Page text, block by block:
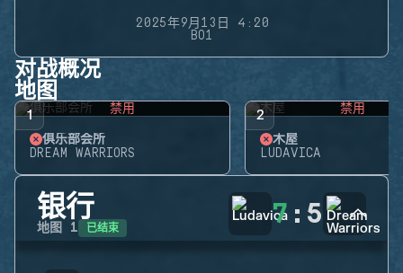
2025年9月13日 4:20
BO1
对战概况
地图
1 禁用
俱乐部会所
DREAM WARRIORS
2 禁用
木屋
LUDAVICA
银行
地图 1 已结束 7 : 5